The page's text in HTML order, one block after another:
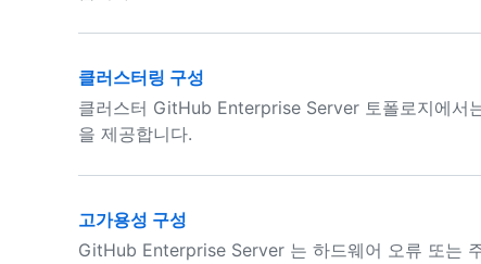
클러스터링 구성
클러스터 GitHub Enterprise Server 토폴로지에서
을 제공합니다.
고가용성 구성
GitHub Enterprise Server 는 하드웨어 오류 또는